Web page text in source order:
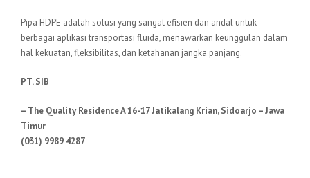
Pipa HDPE adalah solusi yang sangat efisien dan andal untuk
berbagai aplikasi transportasi fluida, menawarkan keunggulan dalam
hal kekuatan, fleksibilitas, dan ketahanan jangka panjang.
PT. SIB
– The Quality Residence A 16-17 Jatikalang Krian, Sidoarjo – Jawa
Timur
(031) 9989 4287